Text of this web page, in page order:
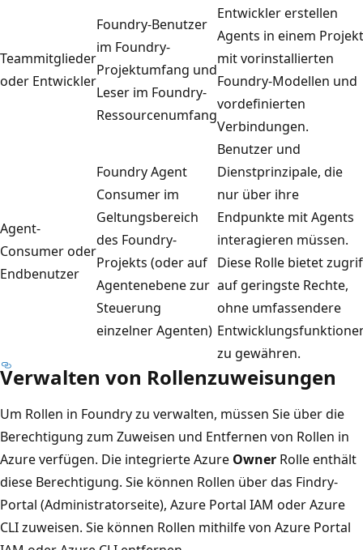
Teammitglieder
oder Entwickler
Foundry-Benutzer
im Foundry-
Projektumfang und
Leser im Foundry-
Ressourcenumfang
Entwickler erstellen
Agents in einem Projekt
mit vorinstallierten
Foundry-Modellen und
vordefinierten
Verbindungen.
Agent-
Consumer oder
Endbenutzer
Foundry Agent
Consumer im
Geltungsbereich
des Foundry-
Projekts (oder auf
Agentenebene zur
Steuerung
einzelner Agenten)
Benutzer und
Dienstprinzipale, die
nur über ihre
Endpunkte mit Agents
interagieren müssen.
Diese Rolle bietet
auf geringste Rechte,
ohne umfassendere
zu gewähren.
Verwalten von Rollenzuweisungen
Um Rollen in Foundry zu verwalten, müssen Sie über die
Berechtigung zum Zuweisen und Entfernen von Rollen in
Azure verfügen. Die integrierte Azure Owner Rolle enthält
diese Berechtigung. Sie können Rollen über das Findry-
Portal (Administratorseite), Azure Portal IAM oder Azure
CLI zuweisen. Sie können Rollen mithilfe von Azure Portal